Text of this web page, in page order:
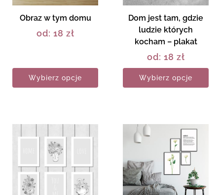
Obraz w tym domu
od: 18 zł
Wybierz opcje
Dom jest tam, gdzie
ludzie których
kocham – plakat
od: 18 zł
Wybierz opcje